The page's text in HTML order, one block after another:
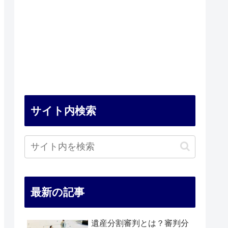
サイト内検索
最新の記事
遺産分割審判とは？審判分